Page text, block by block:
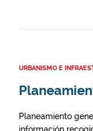
URBANISMO E
Planeamiento